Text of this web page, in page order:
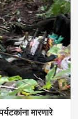
मारणारे